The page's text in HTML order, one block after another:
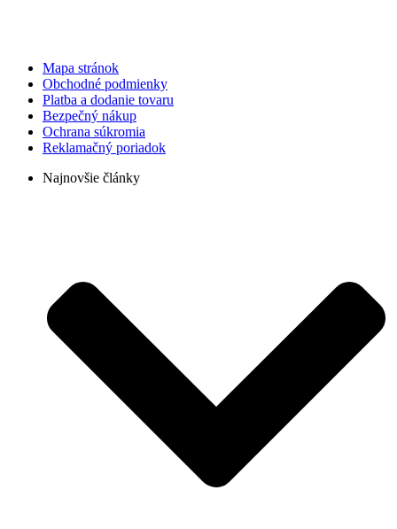
Mapa stránok
Obchodné podmienky
Platba a dodanie tovaru
Bezpečný nákup
Ochrana súkromia
Reklamačný poriadok
Najnovšie články